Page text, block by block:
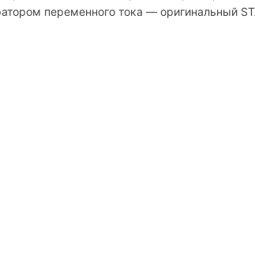
переменного тока — оригинальный